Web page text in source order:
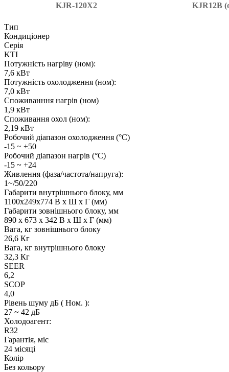
KJR-120X2 KJR12B
Тип
Кондиціонер
Серія
KTI
Потужність нагріву (ном):
7,6 кВт
Потужність охолодження (ном):
7,0 кВт
Споживанння нагрів (ном)
1,9 кВт
Споживання охол (ном):
2,19 кВт
Робочий діапазон охолодження (°C)
-15 ~ +50
Робочий діапазон нагрів (°C)
-15 ~ +24
Живлення (фаза/частота/напруга):
1~/50/220
Габарити внутрішнього блоку, мм
1100х249х774 В x Ш x Г (мм)
Габарити зовнішнього блоку, мм
890 х 673 х 342 В x Ш x Г (мм)
Вага, кг зовнішнього блоку
26,6 Кг
Вага, кг внутрішнього блоку
32,3 Кг
SEER
6,2
SCOP
4,0
Рівень шуму дБ ( Ном. ):
27 ~ 42 дБ
Холодоагент:
R32
Гарантія, міс
24 місяці
Колір
Без кольору